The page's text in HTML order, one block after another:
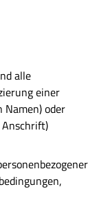
alle
einer
Namen) oder
Anschrift)